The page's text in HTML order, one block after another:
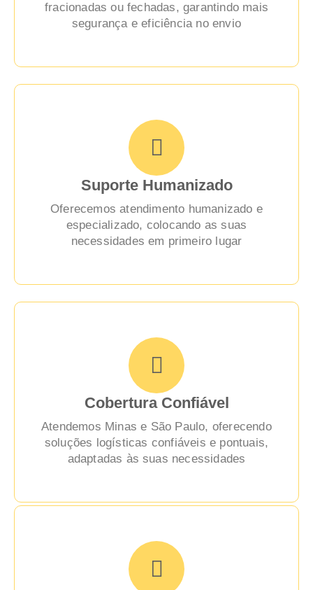
fracionadas ou fechadas, garantindo mais
segurança e eficiência no envio
Suporte Humanizado
Oferecemos atendimento humanizado e
especializado, colocando as suas
necessidades em primeiro lugar
Cobertura Confiável
Atendemos Minas e São Paulo, oferecendo
soluções logísticas confiáveis e pontuais,
adaptadas às suas necessidades